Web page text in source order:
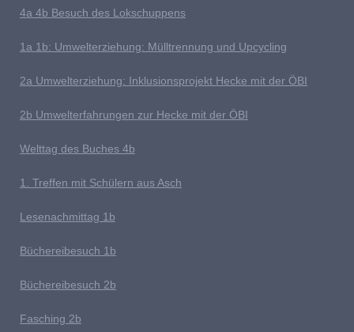
4a 4b Besuch des Lokschuppens
1 a 1b: Umwelterziehung: Mülltrennung und Upcycling
2a Umwelterziehung: Inklusionsprojekt Hecke mit der ÖBI
2b Umwelterfahrungen zur Hecke mit der ÖBI
Welttag des Buches 4b
1 . Treffen mit Schülern aus Asch
Lesenachmittag 1b
Büchereibesuch 1b
Büchereibesuch 2b
Fasching 2b